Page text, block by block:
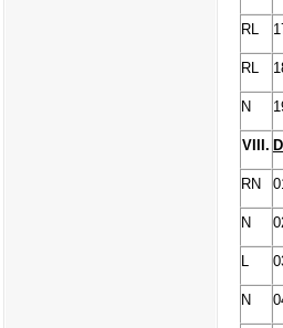
RL
RL
N
VIII.
RN
N
L
N